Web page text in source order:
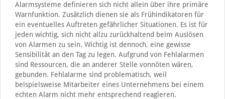
Alarmsysteme definieren sich nicht allein über ihre primäre
Warnfunktion. Zusätzlich dienen sie als Frühindikatoren für
ein eventuelles Auftreten gefährlicher Situationen. Es ist für
jeden wichtig, sich nicht allzu zurückhaltend beim Auslösen
von Alarmen zu sein. Wichtig ist dennoch, eine gewisse
Sensibilität an den Tag zu legen. Aufgrund von Fehlalarmen
sind Ressourcen, die an anderer Stelle vonnöten wären,
gebunden. Fehlalarme sind problematisch, weil
beispielsweise Mitarbeiter eines Unternehmens bei einem
echten Alarm nicht mehr entsprechend reagieren.